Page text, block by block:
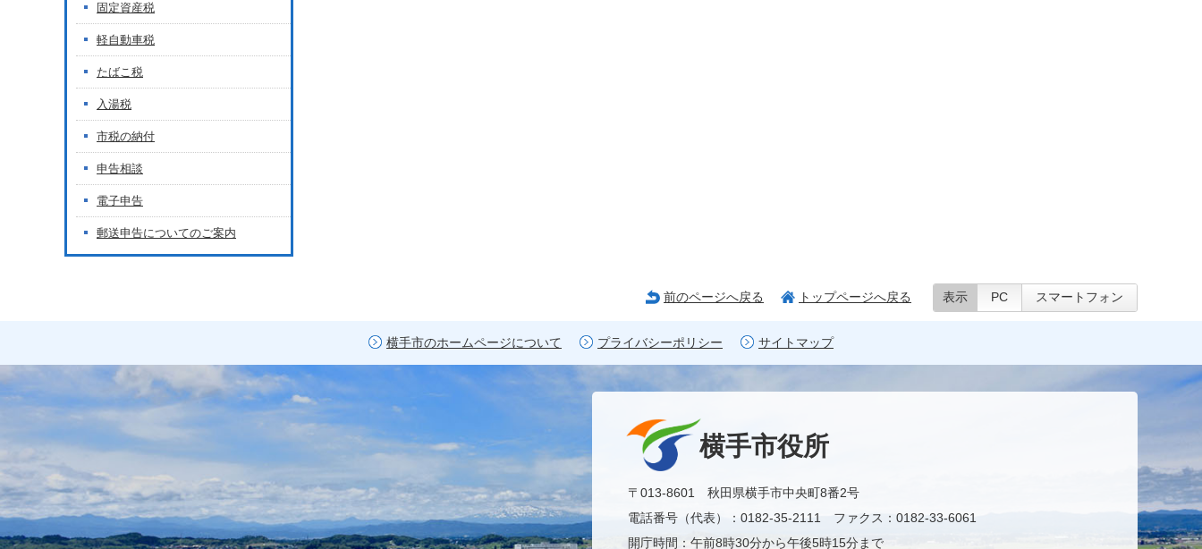
固定資産税
軽自動車税
たばこ税
入湯税
市税の納付
申告相談
電子申告
郵送申告についてのご案内
前のページへ戻る トップページへ戻る 表示 PC スマートフォン
横手市のホームページについて プライバシーポリシー サイトマップ
横手市役所
〒013-8601 秋田県横手市中央町8番2号
電話番号（代表）：0182-35-2111 ファクス：0182-33-6061
開庁時間：午前8時30分から午後5時15分まで